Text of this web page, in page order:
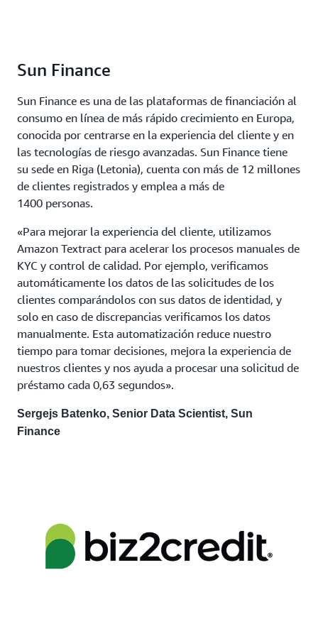
Sun Finance
Sun Finance es una de las plataformas de financiación al
consumo en línea de más rápido crecimiento en Europa,
conocida por centrarse en la experiencia del cliente y en
las tecnologías de riesgo avanzadas. Sun Finance tiene
su sede en Riga (Letonia), cuenta con más de 12 millones
de clientes registrados y emplea a más de
1400 personas.
«Para mejorar la experiencia del cliente, utilizamos
Amazon Textract para acelerar los procesos manuales de
KYC y control de calidad. Por ejemplo, verificamos
automáticamente los datos de las solicitudes de los
clientes comparándolos con sus datos de identidad, y
solo en caso de discrepancias verificamos los datos
manualmente. Esta automatización reduce nuestro
tiempo para tomar decisiones, mejora la experiencia de
nuestros clientes y nos ayuda a procesar una solicitud de
préstamo cada 0,63 segundos».
Sergejs Batenko, Senior Data Scientist, Sun
Finance